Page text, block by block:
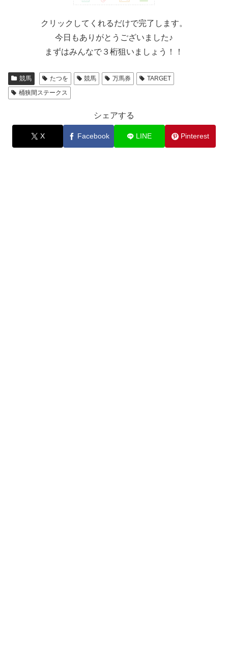
クリックしてくれるだけで完了します。
今日もありがとうございました♪
まずはみんなで３桁狙いましょう！！
競馬 たつを 競馬 万馬券
TARGET
桶狭間ステークス
シェアする
X Facebook LINE Pinterest